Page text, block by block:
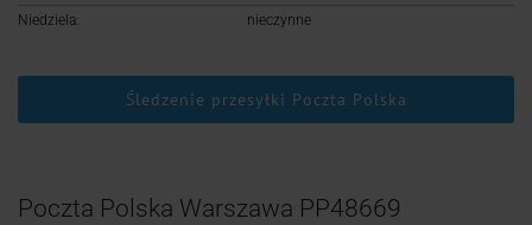
Niedziela:
nieczynne
Śledzenie przesyłki Poczta Polska
Poczta Polska Warszawa PP48669